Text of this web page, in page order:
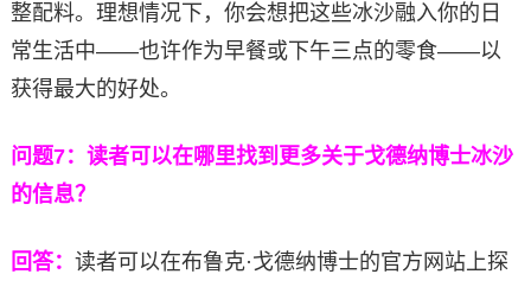
整配料。理想情况下，你会想把这些冰沙融入你的日
常生活中——也许作为早餐或下午三点的零食——以
获得最大的好处。
问题7：读者可以在哪里找到更多关于戈德纳博士冰沙
的信息？
回答： 读者可以在布鲁克·戈德纳博士的官方网站上探